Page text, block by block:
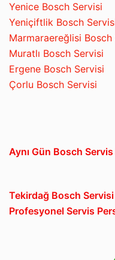
Yenice Bosch Servisi
Yeniçiftlik Bosch
Marmaraereğlisi Bosch
Muratlı Bosch Servisi
Ergene Bosch Servisi
Çorlu Bosch Servisi
Aynı Gün Bosch
Tekirdağ Bosch
Profesyonel Servis